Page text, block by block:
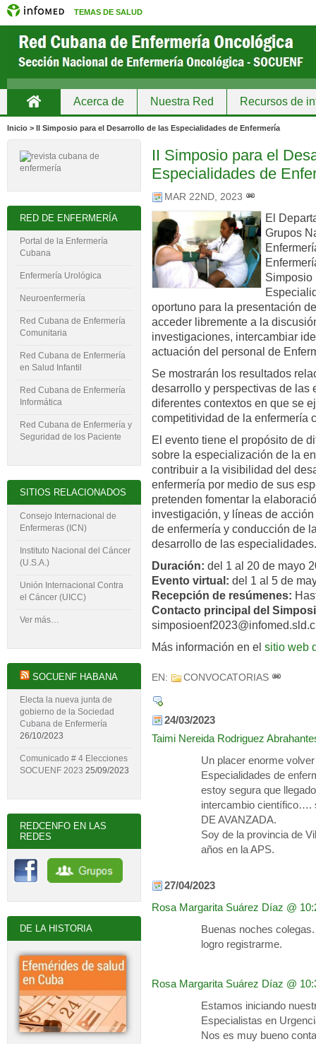
TEMAS DE SALUD
Acerca de Nuestra Red Recursos de
Inicio > II Simposio para el Desarrollo de las Especialidades de Enfermería
II Simposio para el
Especialidades de
MAR 22ND, 2023
El
Grupos
Simposio
oportuno para la presentación
acceder libremente a la
investigaciones, intercambiar
actuación del personal de
Se mostrarán los resultados
desarrollo y perspectivas de las
diferentes contextos en que se
competitividad de la enfermería
El evento tiene el propósito de
sobre la especialización de la
contribuir a la visibilidad del
enfermería por medio de sus
pretenden fomentar la
investigación, y líneas de
de enfermería y conducción de
desarrollo de las especialidades.
Duración: del 1 al 20 de mayo
Evento virtual: del 1 al 5 de
Recepción de resúmenes:
Contacto principal del
Más información en el sitio web
EN: CONVOCATORIAS
24/03/2023
Taimi Nereida Rodriguez
Un placer enorme
Especialidades de
estoy segura que
intercambio científico….
DE AVANZADA.
Soy de la provincia de
años en la APS.
27/04/2023
Rosa Margarita Suárez Díaz @
Buenas noches
logro registrarme.
Rosa Margarita Suárez Díaz @
Estamos iniciando
Especialistas en
Nos es muy bueno
RED DE ENFERMERÍA
Portal de la Enfermería
Cubana
Enfermería Urológica
Neuroenfermería
Red Cubana de Enfermería
Comunitaria
Red Cubana de Enfermería
en Salud Infantil
Red Cubana de Enfermería
Informática
Red Cubana de Enfermería y
Seguridad de los Paciente
SITIOS RELACIONADOS
Consejo Internacional de
Enfermeras (ICN)
Instituto Nacional del Cáncer
(U.S.A.)
Unión Internacional Contra
el Cáncer (UICC)
Ver más…
SOCUENF HABANA
Electa la nueva junta de
gobierno de la Sociedad
Cubana de Enfermería
26/10/2023
Comunicado # 4 Elecciones
SOCUENF 2023 25/09/2023
REDCENFO EN LAS
REDES
DE LA HISTORIA